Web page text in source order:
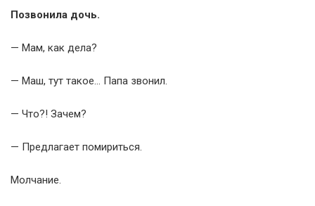
Позвонила дочь.
— Мам, как дела?
— Маш, тут такое… Папа звонил.
— Что?! Зачем?
— Предлагает помириться.
Молчание.